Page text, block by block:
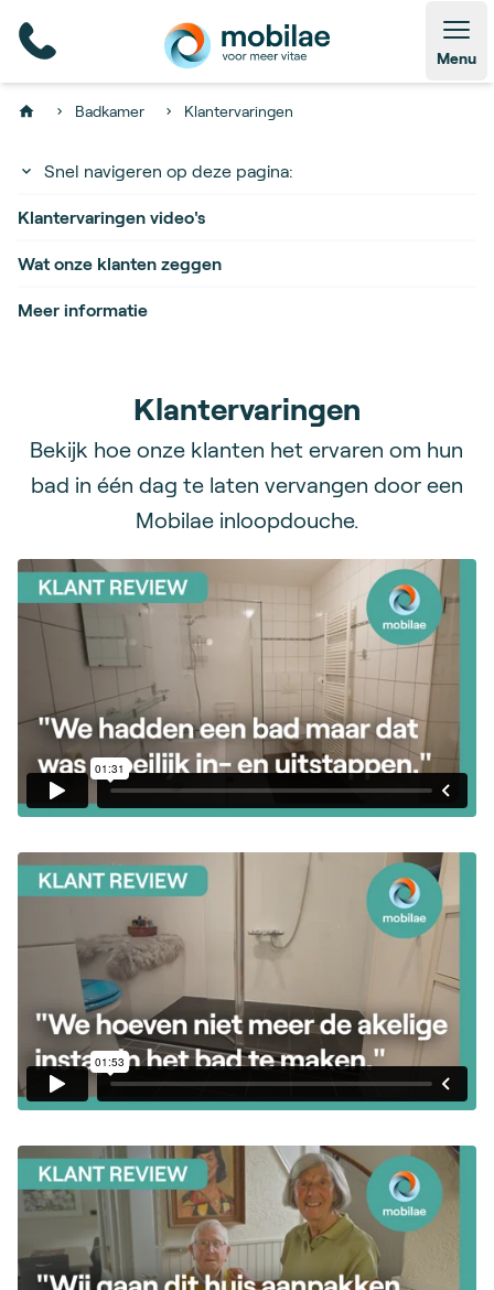
Menu
Home Badkamer Klantervaringen
Snel navigeren op deze pagina:
Klantervaringen video's
Wat onze klanten zeggen
Meer informatie
Klantervaringen
Bekijk hoe onze klanten het ervaren om hun
bad in één dag te laten vervangen door een
Mobilae inloopdouche.